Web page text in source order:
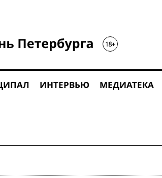
ИНТЕРВЬЮ МЕДИАТЕКА